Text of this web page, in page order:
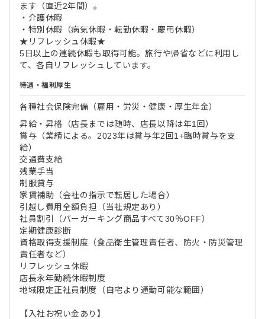
ます（直近2年間）。
・介護休暇
・特別休暇（病気休暇・転勤休暇・慶弔休暇）
★リフレッシュ休暇★
5日以上の連続休暇も取得可能。旅行や帰省などに利用し
て、各自リフレッシュしています。
待遇・福利厚生
各種社会保険完備（雇用・労災・健康・厚生年金）
昇給・昇格（店長までは随時、店長以降は年1回）
賞与（業績による。2023年は賞与年2回1+臨時賞与を支
給）
交通費支給
残業手当
制服貸与
家賃補助（会社の指示で転居した場合）
引越し費用全額負担（当社規定あり）
社員割引（バーガーキング商品すべて30％OFF）
定期健康診断
資格取得支援制度（食品衛生管理責任者、防火・防災管理
責任者など）
リフレッシュ休暇
店長永年勤続休暇制度
地域限定正社員制度（自宅より通勤可能な範囲）
【入社お祝い金あり】